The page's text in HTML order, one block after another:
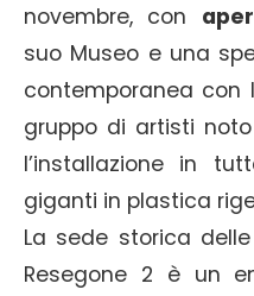
novembre, con
suo Museo e una
contemporanea con
gruppo di artisti
l’installazione in
giganti in plastica
La sede storica
Resegone 2 è un